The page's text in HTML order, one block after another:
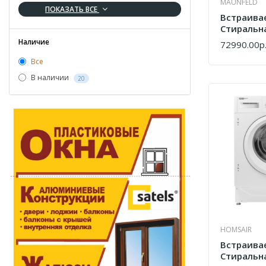
ПОКАЗАТЬ ВСЕ
Наличие
Все
В наличии
20
MAUNFELD
Паром
72990.00р.
КУПИТЬ
HOMSAIR